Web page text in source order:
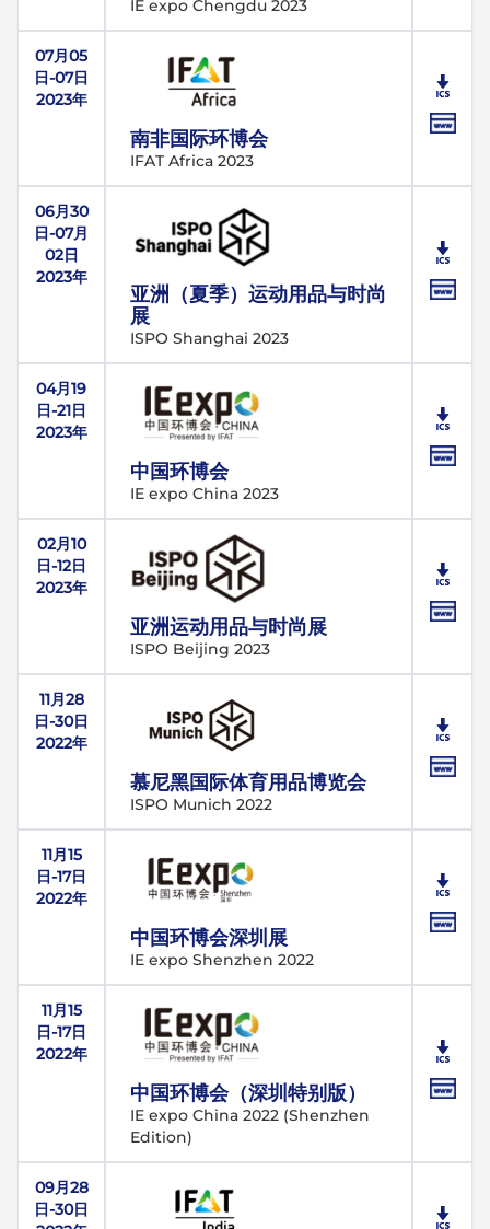
IE expo Chengdu 2023
07月05
日-07日
2023年
南非国际环博会
IFAT Africa 2023
06月30
日-07月
02日
2023年
亚洲（夏季）运动用品与时尚
展
ISPO Shanghai 2023
04月19
日-21日
2023年
中国环博会
IE expo China 2023
02月10
日-12日
2023年
亚洲运动用品与时尚展
ISPO Beijing 2023
11月28
日-30日
2022年
慕尼黑国际体育用品博览会
ISPO Munich 2022
11月15
日-17日
2022年
中国环博会深圳展
IE expo Shenzhen 2022
11月15
日-17日
2022年
中国环博会（深圳特别版）
IE expo China 2022 (Shenzhen
Edition)
09月28
日-30日